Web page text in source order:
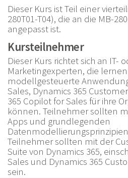
Dieser Kurs ist Teil einer
280T01-T04), die an die MB-
angepasst ist.
Kursteilnehmer
Dieser Kurs richtet sich an IT-
Marketingexperten, die
modellgesteuerte
Sales, Dynamics 365
365 Copilot for Sales für ihre
können. Teilnehmer sollten
Apps und grundlegenden
Teilnehmer sollten mit der
Suite von Dynamics 365,
Sales und Dynamics 365
sein.